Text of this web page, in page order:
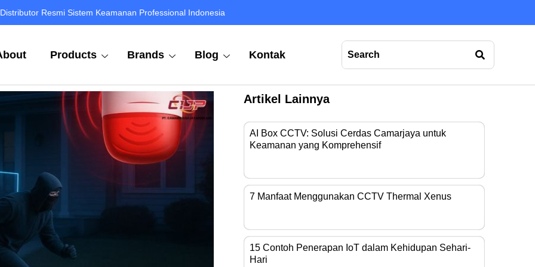
Distributor Resmi Sistem Keamanan Professional Indonesia
Products Brands Blog Kontak
Artikel Lainnya
AI Box CCTV: Solusi Cerdas Camarjaya untuk
Keamanan yang Komprehensif
7 Manfaat Menggunakan CCTV Thermal Xenus
15 Contoh Penerapan IoT dalam Kehidupan Sehari-
Hari